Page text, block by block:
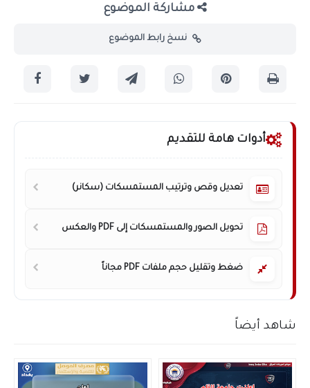
مشاركة الموضوع
نسخ رابط الموضوع
أدوات هامة للتقديم
تعديل وقص وترتيب المستمسكات (سكانر)
تحويل الصور والمستمسكات إلى PDF والعكس
ضغط وتقليل حجم ملفات PDF مجاناً
شاهد أيضاً